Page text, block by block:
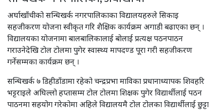
अर्घाखाँचीको सन्धिखर्क नगरपालिकाका विद्यालयहरुले सिकाइ
सहजीकरण योजना स्वीकृत गरि शैक्षिक कार्यक्रम अगाडी बढाएका छन् ।
विद्यालयका योजनामा बालबालिकालाई बोलाई प्रत्यक्ष पठनपाठन
गराउनेदेखि टोल टोलमा पुगेर स्वास्थ्य मापदण्ड पूरा गरी सहजीकरण
गर्नेसम्मका कार्यक्रम छन् ।
सन्धिखर्क ७ डिहीडाँडामा रहेको चन्द्रप्रभा माविका प्रधानाध्यापक शिवहरि
भट्टराइले अघिल्लो हप्तासम्म टोल टोलमा शिक्षक पुगेर विद्यार्थीलाई पठन
पाठनमा सहयोग गरेकोमा अहिले विद्यालयमै टोल टोलका विद्यार्थीलाई छुट्टा